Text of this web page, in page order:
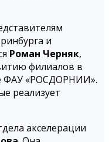
и
Роман Черняк,
филиалов в
ФАУ «РОСДОРНИИ».
реализует
акселерации